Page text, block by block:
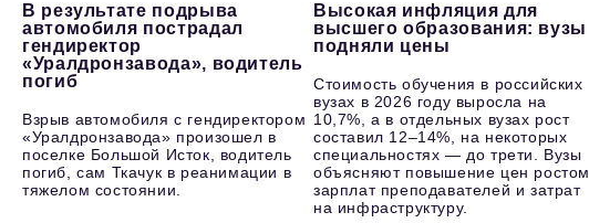
В результате подрыва
автомобиля пострадал
гендиректор
«Уралдронзавода», водитель
погиб
Взрыв автомобиля с гендиректором
«Уралдронзавода» произошел в
поселке Большой Исток, водитель
погиб, сам Ткачук в реанимации в
тяжелом состоянии.
Высокая инфляция для
высшего образования: вузы
подняли цены
Стоимость обучения в российских
вузах в 2026 году выросла на
10,7%, а в отдельных вузах рост
составил 12–14%, на некоторых
специальностях — до трети. Вузы
объясняют повышение цен ростом
зарплат преподавателей и затрат
на инфраструктуру.